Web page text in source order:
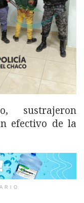
efectivo de la